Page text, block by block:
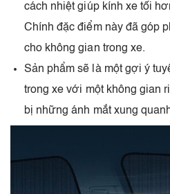
cách nhiệt giúp kính xe tối
Chính đặc điểm này đã góp
cho không gian trong xe.
Sản phẩm sẽ là một gợi ý
trong xe với một không gian
bị những ánh mắt xung